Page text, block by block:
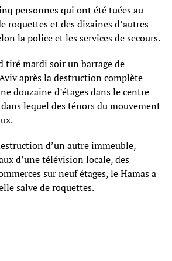
personnes qui ont été tuées au
roquettes et des dizaines d’autres
la police et les services de secours.
tiré mardi soir un barrage de
après la destruction complète
douzaine d’étages dans le centre
lequel des ténors du mouvement
d’un autre immeuble,
d’une télévision locale, des
sur neuf étages, le Hamas a
salve de roquettes.